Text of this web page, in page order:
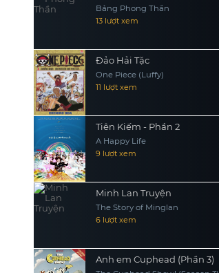
Bảng Phong Thần
13 lượt xem
Đảo Hải Tặc
One Piece (Luffy)
11 lượt xem
Tiên Kiếm - Phần 2
A Happy Life
9 lượt xem
Minh Lan Truyện
The Story of Minglan
6 lượt xem
Anh em Cuphead (Phần 3)